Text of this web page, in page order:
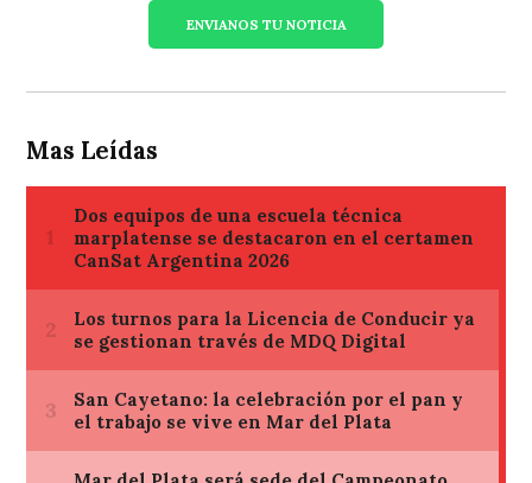
ENVIANOS TU NOTICIA
Mas Leídas